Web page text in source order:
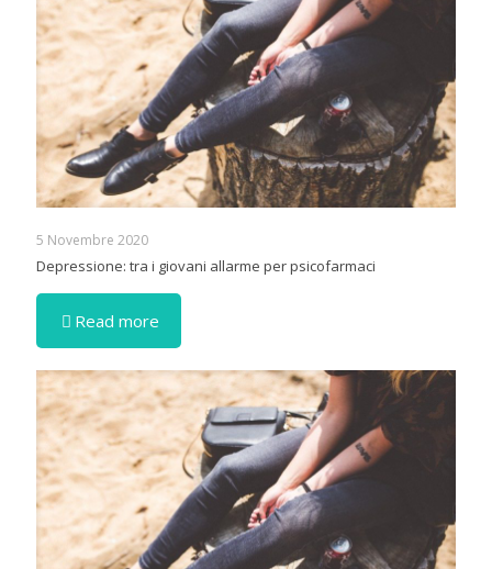
5 Novembre 2020
Depressione: tra i giovani allarme per psicofarmaci
Read more